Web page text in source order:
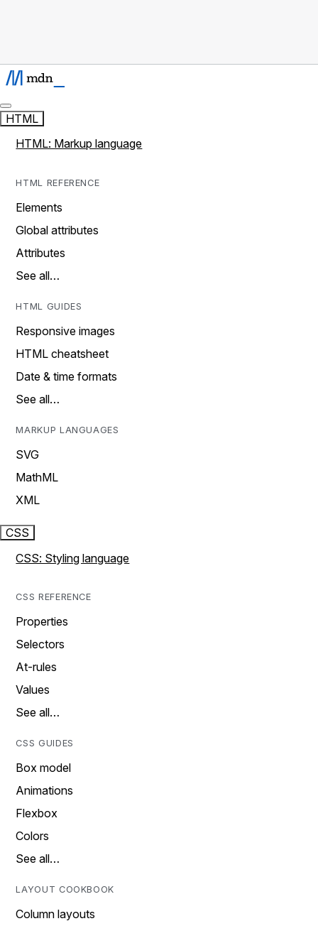
HTML
HTML: Markup language
HTML REFERENCE
Elements
Global attributes
Attributes
See all…
HTML GUIDES
Responsive images
HTML cheatsheet
Date & time formats
See all…
MARKUP LANGUAGES
SVG
MathML
XML
CSS
CSS: Styling language
CSS REFERENCE
Properties
Selectors
At-rules
Values
See all…
CSS GUIDES
Box model
Animations
Flexbox
Colors
See all…
LAYOUT COOKBOOK
Column layouts